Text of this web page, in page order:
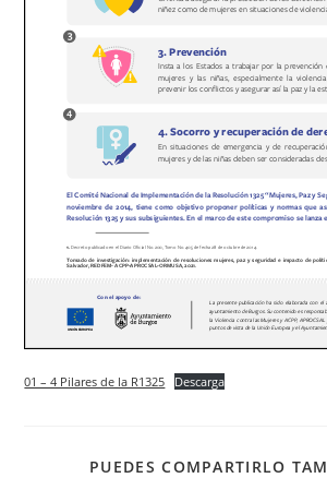
01 – 4 Pilares de la R1325 Descarga
PUEDES COMPARTIRLO